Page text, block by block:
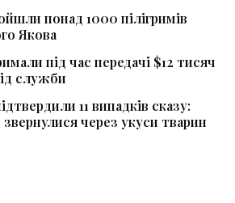
понад 1000 пілігримів
Якова
під час передачі $12 тисяч
служби
11 випадків сказу:
через укуси тварин